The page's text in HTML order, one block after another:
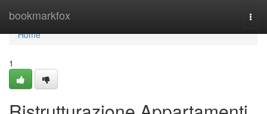
bookmarkfox
Home
Home
1